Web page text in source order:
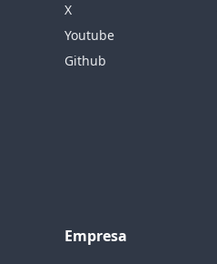
X
Youtube
Github
Empresa